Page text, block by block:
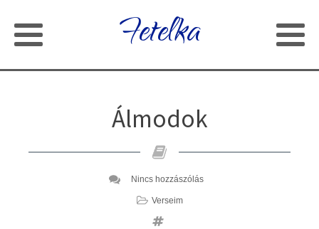
Fetelka
Álmodok
Nincs hozzászólás
Verseim